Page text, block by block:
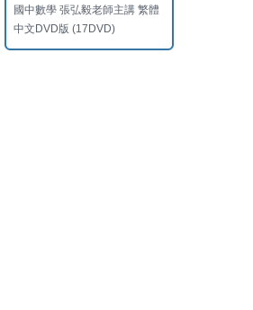
國中數學 張弘毅老師主講 繁體
中文DVD版 (17DVD)